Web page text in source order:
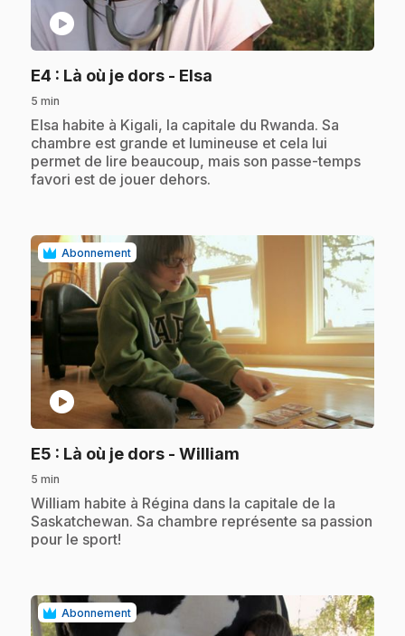
play_circle
E4 : Là où je dors - Elsa
5 min
.Elsa habite à Kigali, la capitale du Rwanda. Sa
chambre est grande et lumineuse et cela lui
permet de lire beaucoup, mais son passe-temps
favori est de jouer dehors.
Abonnement
play_circle
E5 : Là où je dors - William
5 min
.William habite à Régina dans la capitale de la
Saskatchewan. Sa chambre représente sa passion
pour le sport!
Abonnement